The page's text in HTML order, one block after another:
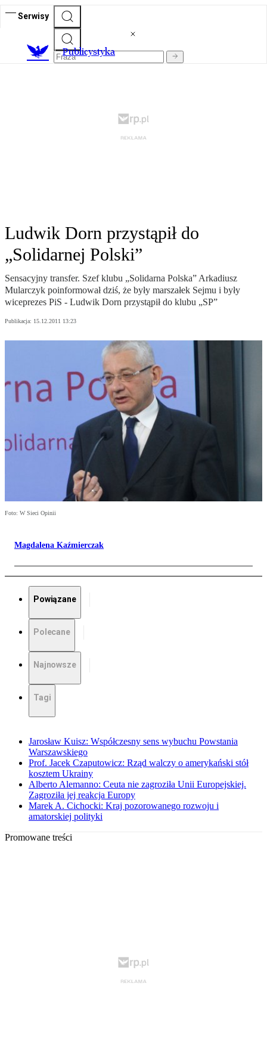
Serwisy
Publicystyka
Ludwik Dorn przystąpił do
„Solidarnej Polski”
Sensacyjny transfer. Szef klubu „Solidarna Polska” Arkadiusz
Mularczyk poinformował dziś, że były marszałek Sejmu i były
wiceprezes PiS - Ludwik Dorn przystąpił do klubu „SP”
Publikacja: 15.12.2011 13:23
Foto: W Sieci Opinii
Magdalena Kaźmierczak
Powiązane
Polecane
Najnowsze
Tagi
Jarosław Kuisz: Współczesny sens wybuchu Powstania
Warszawskiego
Prof. Jacek Czaputowicz: Rząd walczy o amerykański stół
kosztem Ukrainy
Alberto Alemanno: Ceuta nie zagroziła Unii Europejskiej.
Zagroziła jej reakcja Europy
Marek A. Cichocki: Kraj pozorowanego rozwoju i
amatorskiej polityki
Promowane treści